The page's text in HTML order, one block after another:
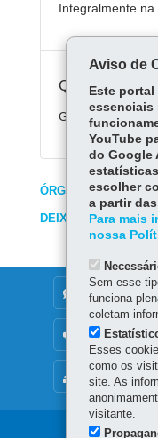
Integralmente na
Quanto custa:
Gratuito.
ÓRGÃO
DEIXE SUA OPINIÃO
MAPA DO SITE
DENUNCIE
OUVIDORIA
Aviso de
Este
essenciais
YouTube
do Google
escolher
a partir
Para mais
nossa
Sem esse
funciona
coletam
Esses
como os
site. As
visitante.